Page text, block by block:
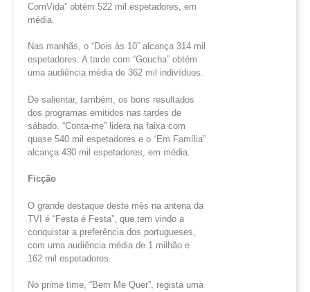
ComVida” obtém 522 mil espetadores, em
média.
Nas manhãs, o “Dois às 10” alcança 314 mil
espetadores. A tarde com “Goucha” obtém
uma audiência média de 362 mil indivíduos.
De salientar, também, os bons resultados
dos programas emitidos nas tardes de
sábado. “Conta-me” lidera na faixa com
quase 540 mil espetadores e o “Em Família”
alcança 430 mil espetadores, em média.
Ficção
O grande destaque deste mês na antena da
TVI é “Festa é Festa”, que tem vindo a
conquistar a preferência dos portugueses,
com uma audiência média de 1 milhão e
162 mil espetadores.
No prime time, “Bem Me Quer”, regista uma